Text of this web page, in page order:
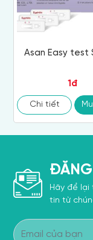
Asan Easy test
1đ
Chi tiết
ĐĂNG
Hãy để
tin từ